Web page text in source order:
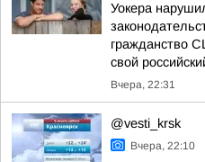
Уокера
гражданство
свой
Вчера, 22:31
@vesti_krsk
Вчера, 22:10